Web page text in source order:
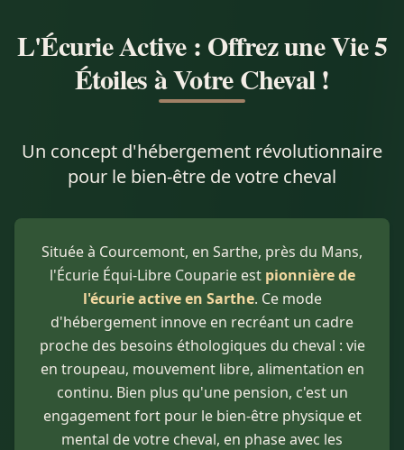
L'Écurie Active : Offrez une Vie 5
Étoiles à Votre Cheval !
Un concept d'hébergement révolutionnaire
pour le bien-être de votre cheval
Située à Courcemont, en Sarthe, près du Mans,
l'Écurie Équi-Libre Couparie est pionnière de
l'écurie active en Sarthe. Ce mode
d'hébergement innove en recréant un cadre
proche des besoins éthologiques du cheval : vie
en troupeau, mouvement libre, alimentation en
continu. Bien plus qu'une pension, c'est un
engagement fort pour le bien-être physique et
mental de votre cheval, en phase avec les